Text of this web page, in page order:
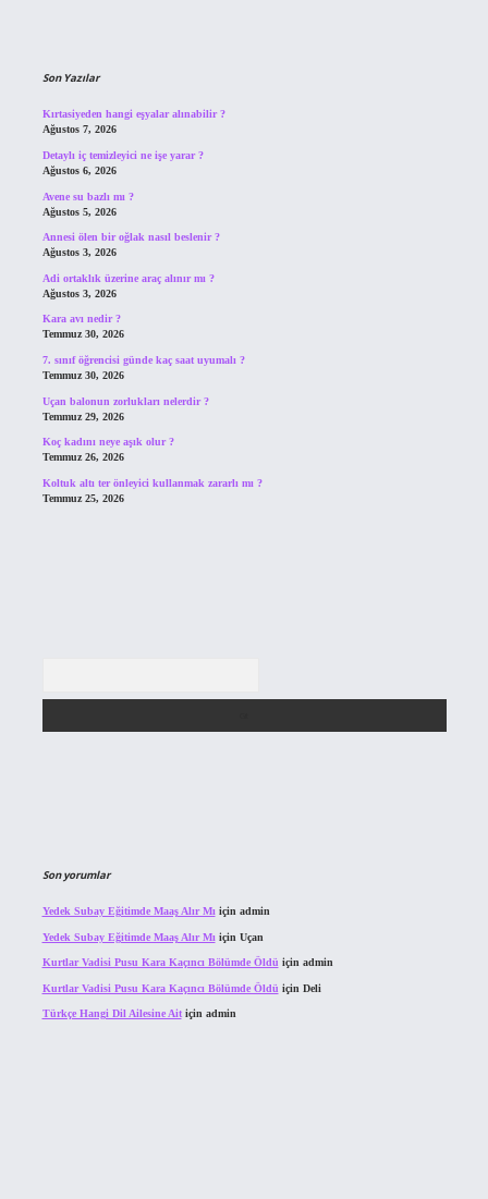
Son Yazılar
Kırtasiyeden hangi eşyalar alınabilir ?
Ağustos 7, 2026
Detaylı iç temizleyici ne işe yarar ?
Ağustos 6, 2026
Avene su bazlı mı ?
Ağustos 5, 2026
Annesi ölen bir oğlak nasıl beslenir ?
Ağustos 3, 2026
Adi ortaklık üzerine araç alınır mı ?
Ağustos 3, 2026
Kara avı nedir ?
Temmuz 30, 2026
7. sınıf öğrencisi günde kaç saat uyumalı ?
Temmuz 30, 2026
Uçan balonun zorlukları nelerdir ?
Temmuz 29, 2026
Koç kadını neye aşık olur ?
Temmuz 26, 2026
Koltuk altı ter önleyici kullanmak zararlı mı ?
Temmuz 25, 2026
Son yorumlar
Yedek Subay Eğitimde Maaş Alır Mı için admin
Yedek Subay Eğitimde Maaş Alır Mı için Uçan
Kurtlar Vadisi Pusu Kara Kaçıncı Bölümde Öldü için admin
Kurtlar Vadisi Pusu Kara Kaçıncı Bölümde Öldü için Deli
Türkçe Hangi Dil Ailesine Aitiçin admin